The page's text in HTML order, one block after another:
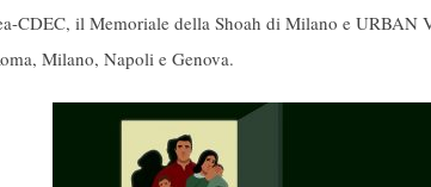
CDEC, il Memoriale della Shoah di Milano e URBAN
Milano, Napoli e Genova.